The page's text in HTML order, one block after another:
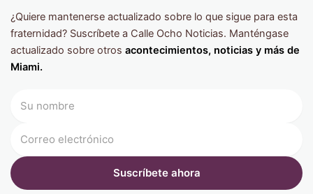
¿Quiere mantenerse actualizado sobre lo que sigue para esta
fraternidad? Suscríbete a Calle Ocho Noticias. Manténgase
actualizado sobre otros acontecimientos, noticias y más de
Miami.